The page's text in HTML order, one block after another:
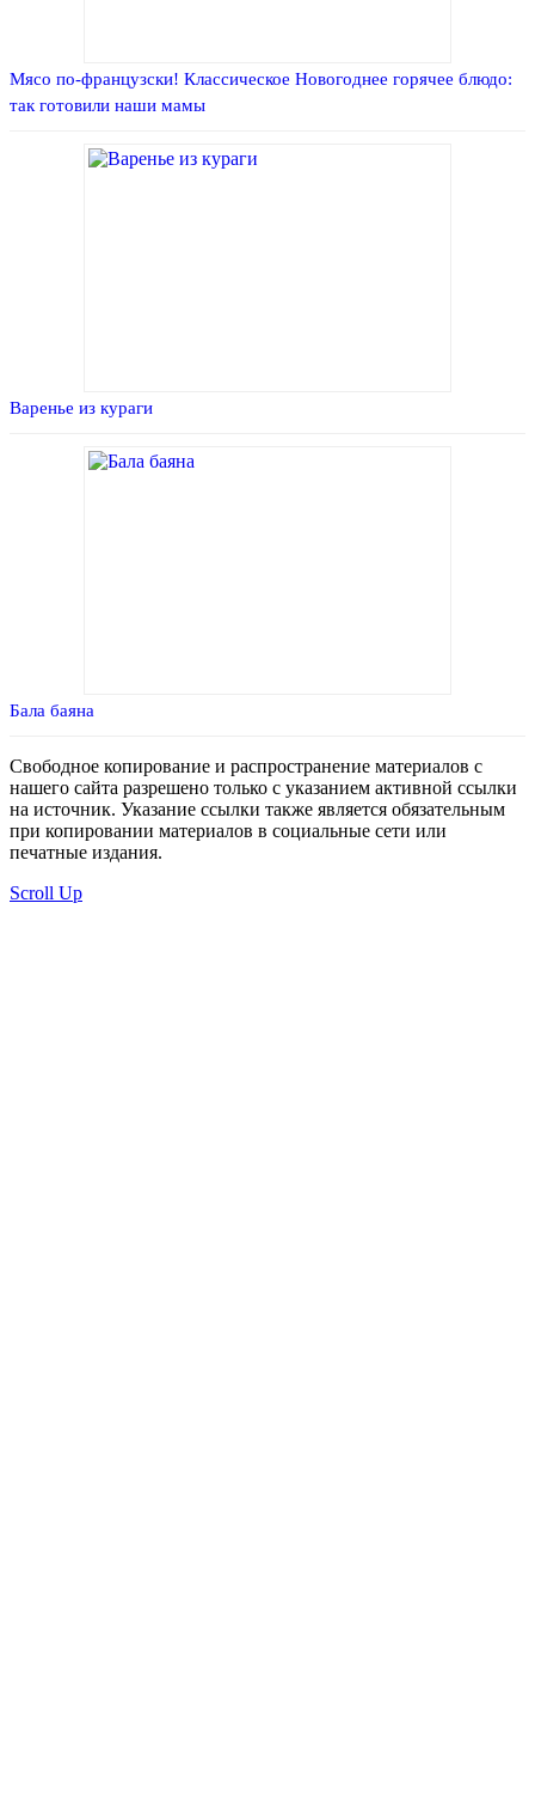
Мясо по-французски! Классическое Новогоднее горячее блюдо:
так готовили наши мамы
Варенье из кураги
Бала баяна
Свободное копирование и распространение материалов с
нашего сайта разрешено только с указанием активной ссылки
на источник. Указание ссылки также является обязательным
при копировании материалов в социальные сети или
печатные издания.
Scroll Up